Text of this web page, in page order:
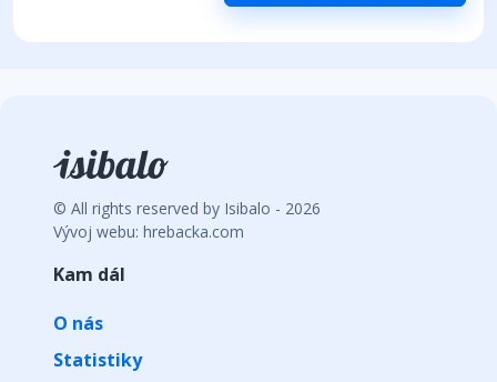
© All rights reserved by Isibalo - 2026
Vývoj webu: hrebacka.com
Kam dál
O nás
Statistiky